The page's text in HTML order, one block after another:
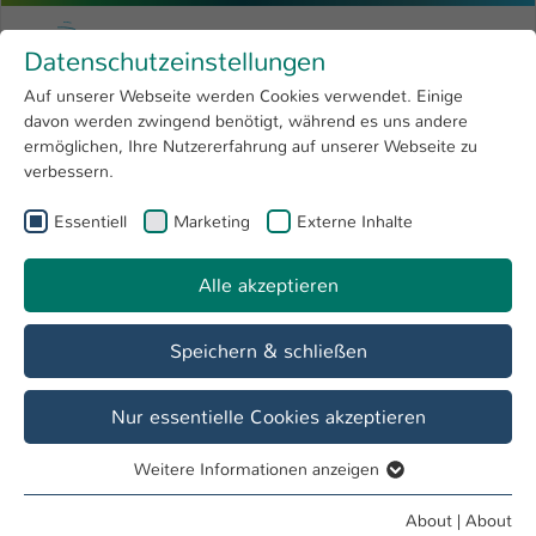
Menu
Research 4
Open submenu
University
International
Skip to main content
University of Applied Sciences
You are here: Unterstützungsangebote
Referat Student Life Cycle
Overview Vor dem Studium Im Studium
Tutorien
Datenschutzeinstellungen
Auf unserer Webseite werden Cookies verwendet. Einige
davon werden zwingend benötigt, während es uns andere
ermöglichen, Ihre Nutzererfahrung auf unserer Webseite zu
verbessern.
Essentiell Marketing Externe Inhalte
Alle akzeptieren
Speichern & schließen
Nur essentielle Cookies akzeptieren
Essentielle Cookies werden für grundlegende Funktionen
Weitere Informationen anzeigen
About | About